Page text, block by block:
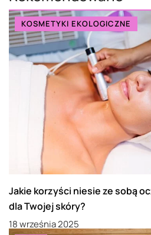
KOSMETYKI EKOLOGICZNE
Jakie korzyści niesie ze sobą
dla Twojej skóry?
18 września 2025